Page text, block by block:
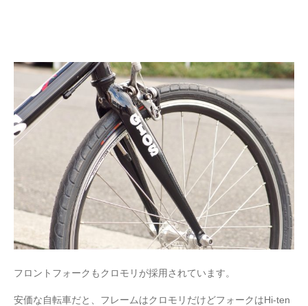
フロントフォークもクロモリが採用されています。
安価な自転車だと、フレームはクロモリだけどフォークはHi-ten